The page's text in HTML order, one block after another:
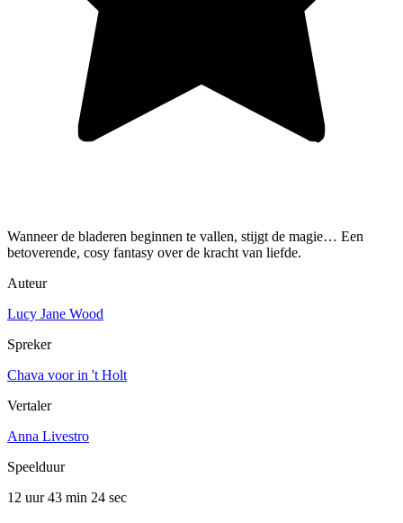
Wanneer de bladeren beginnen te vallen, stijgt de magie… Een
betoverende, cosy fantasy over de kracht van liefde.
Auteur
Lucy Jane Wood
Spreker
Chava voor in 't Holt
Vertaler
Anna Livestro
Speelduur
12 uur 43 min 24 sec